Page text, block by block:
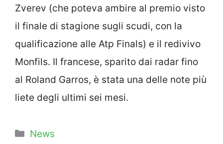
Zverev (che poteva ambire al premio visto
il finale di stagione sugli scudi, con la
qualificazione alle Atp Finals) e il redivivo
Monfils. Il francese, sparito dai radar fino
al Roland Garros, è stata una delle note più
liete degli ultimi sei mesi.
Categorie
News